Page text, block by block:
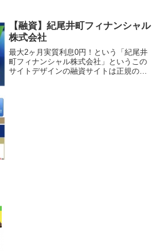
ネーカードでも切符を購入することが可
能な...
【融資】紀尾井町フィナンシャル
株式会社
最大2ヶ月実質利息0円！という「紀尾井
町フィナンシャル株式会社」というこの
サイトデザインの融資サイトは正規の消